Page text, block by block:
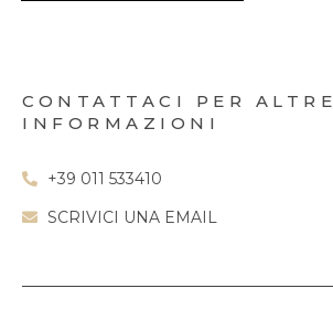
CONTATTACI PER ALTRE
INFORMAZIONI
+39 011 533410
SCRIVICI UNA EMAIL